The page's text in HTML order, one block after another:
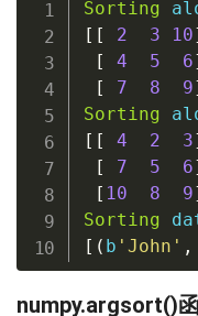
Sorting
[ [ 2 3 10
[
4 5 6
[
7 8 9
Sorting
[ [ 4 2 3
[
7 5 6
[ 10 8 9
Sorting
[ ( b 'John' ,
numpy.argsort()